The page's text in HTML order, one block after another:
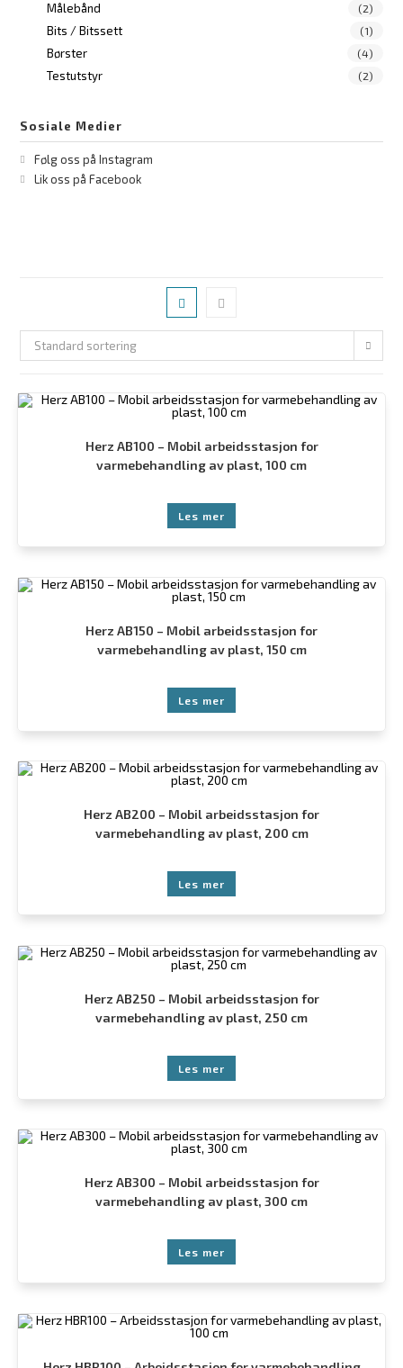
Målebånd (2)
Bits / Bitssett (1)
Børster (4)
Testutstyr (2)
Sosiale Medier
Følg oss på Instagram
Lik oss på Facebook
Standard sortering
Herz AB100 – Mobil arbeidsstasjon for
varmebehandling av plast, 100 cm
Les mer
Herz AB150 – Mobil arbeidsstasjon for
varmebehandling av plast, 150 cm
Les mer
Herz AB200 – Mobil arbeidsstasjon for
varmebehandling av plast, 200 cm
Les mer
Herz AB250 – Mobil arbeidsstasjon for
varmebehandling av plast, 250 cm
Les mer
Herz AB300 – Mobil arbeidsstasjon for
varmebehandling av plast, 300 cm
Les mer